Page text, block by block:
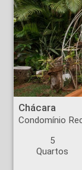
Chácara - Condomínio Recreativa -
Chácara
Condomínio
5
Quartos